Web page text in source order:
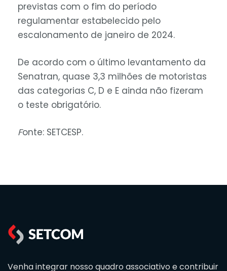
previstas com o fim do período
regulamentar estabelecido pelo
escalonamento de janeiro de 2024.
De acordo com o último levantamento da
Senatran, quase 3,3 milhões de motoristas
das categorias C, D e E ainda não fizeram
o teste obrigatório.
Fonte: SETCESP.
Venha integrar nosso quadro associativo e contribuir